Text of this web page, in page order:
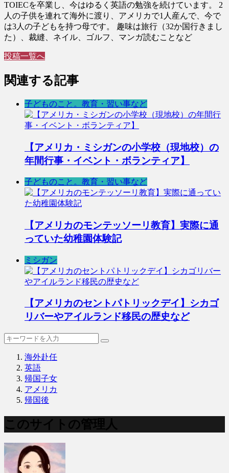
TOIECを卒業し、今はゆるく英語の勉強を続けています。 2
人の子供を連れて海外に渡り、アメリカで1人産んで、今で
は3人の子どもを持つ母です。 趣味は旅行（32か国行きまし
た）、裁縫、ネイル、ゴルフ、マンガ読むことなど
投稿一覧へ
関連する記事
子どものこと。教育・習い事など
【アメリカ・ミシガンの小学校（現地校）の
年間行事・イベント・ボランティア】
子どものこと。教育・習い事など
【アメリカのモンテッソーリ教育】実際に通
っていた幼稚園体験記
ミシガン
【アメリカのセントパトリックデイ】シカゴ
リバーやアイルランド移民の歴史など
海外赴任
英語
帰国子女
アメリカ
帰国後
このサイトの管理人